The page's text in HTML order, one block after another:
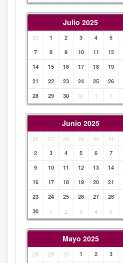
Julio 2025
30 1 2 3 4 5
7
8 9 10 11 12
14
15 16 17 18 19
21
22 23 24 25 26
28
29 30 31 1 2
Junio 2025
26 27 28 29 30 31
2
3 4 5 6 7
9
10 11 12 13 14
16
17 18 19 20 21
23
24 25 26 27 28
30
1 2 3 4 5
Mayo 2025
28 29 30 1 2 3